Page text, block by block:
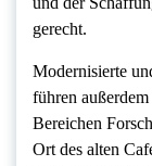
gerecht.
Modernisierte
führen
Bereichen
Ort des alten